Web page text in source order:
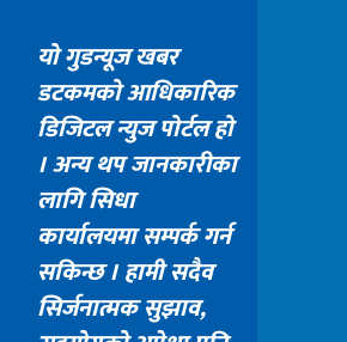
यो गुडन्यूज खबर
डटकमको आधिकारिक
डिजिटल न्युज पोर्टल हो
। अन्य थप जानकारीका
लागि सिधा
कार्यालयमा सम्पर्क गर्न
सकिन्छ । हामी सदैव
सिर्जनात्मक सुझाव,